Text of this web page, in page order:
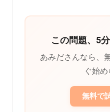
この問題、5
あみださんなら、
ぐ始
無料で